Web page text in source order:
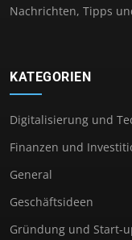
Nachrichten, Tipps
KATEGORIEN
Digitalisierung und
Finanzen und
General
Geschäftsideen
Gründung und Start-